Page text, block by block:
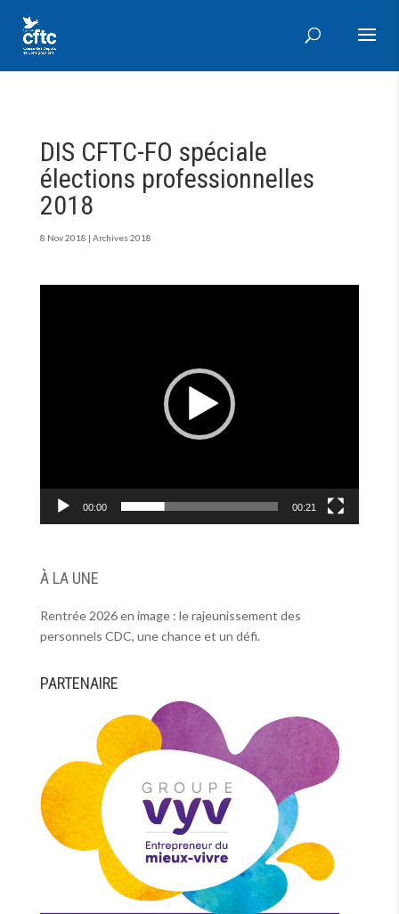
DIS CFTC-FO spéciale
élections professionnelles
2018
8 Nov 2018 | Archives 2018
00:00 00:21
À LA UNE
Rentrée 2026 en image : le rajeunissement des
personnels CDC, une chance et un défi.
PARTENAIRE